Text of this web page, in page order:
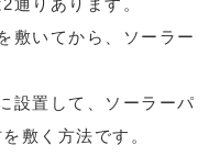
通りあります。
敷いてから、ソーラー
設置して、ソーラーパ
敷く方法です。